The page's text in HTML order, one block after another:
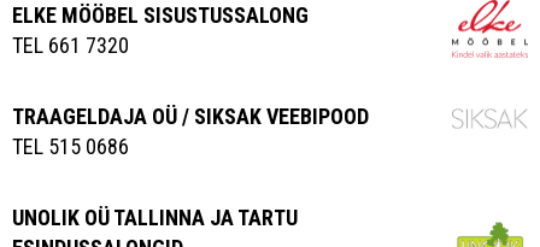
ELKE MÖÖBEL SISUSTUSSALONG
TEL 661 7320
TRAAGELDAJA OÜ / SIKSAK VEEBIPOOD
TEL 515 0686
UNOLIK OÜ TALLINNA JA TARTU